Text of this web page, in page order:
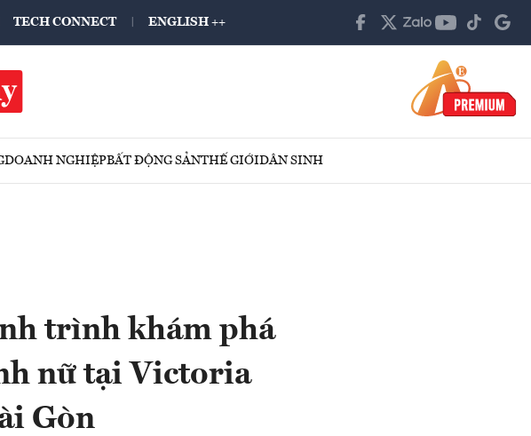
TECH CONNECT ENGLISH ++
DOANH NGHIỆPBẤT ĐỘNG SẢNTHẾ GIỚIDÂN SINH
trình khám phá
nữ tại Victoria
Gòn